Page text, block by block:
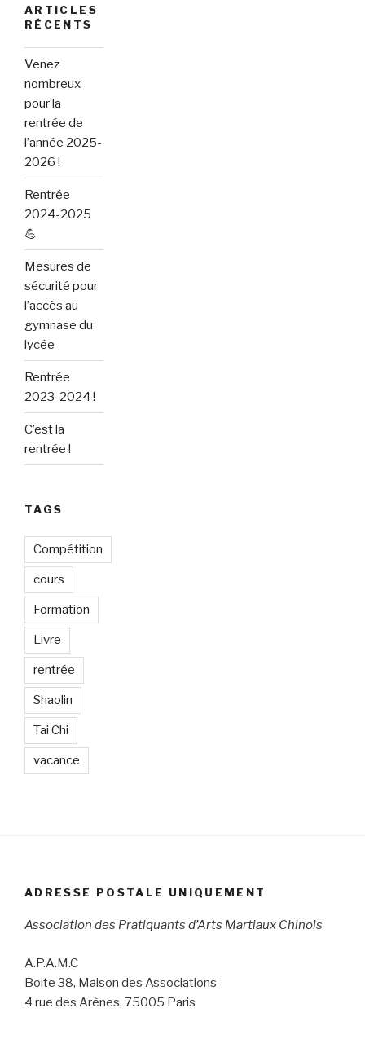
ARTICLES
RÉCENTS
Venez
nombreux
pour la
rentrée de
l’année 2025-
2026 !
Rentrée
2024-2025
💪
Mesures de
sécurité pour
l’accès au
gymnase du
lycée
Rentrée
2023-2024 !
C’est la
rentrée !
TAGS
Compétition
cours
Formation
Livre
rentrée
Shaolin
Tai Chi
vacance
ADRESSE POSTALE UNIQUEMENT
Association des Pratiquants d’Arts Martiaux Chinois
A.P.A.M.C
Boite 38, Maison des Associations
4 rue des Arènes, 75005 Paris